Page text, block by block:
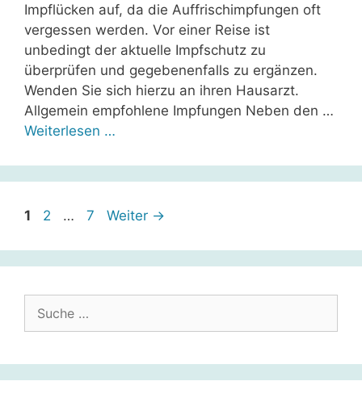
Impflücken auf, da die Auffrischimpfungen oft
vergessen werden. Vor einer Reise ist
unbedingt der aktuelle Impfschutz zu
überprüfen und gegebenenfalls zu ergänzen.
Wenden Sie sich hierzu an ihren Hausarzt.
Allgemein empfohlene Impfungen Neben den …
Weiterlesen …
Seite
1 Seite
2 … Seite
7 Weiter →
nach: